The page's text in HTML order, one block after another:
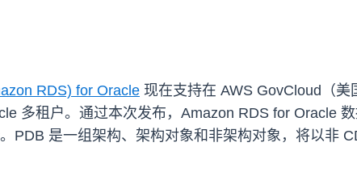
RDS) for Oracle 现在支持在 AWS GovCloud（
多租户。通过本次发布，Amazon RDS for Oracle
PDB 是一组架构、架构对象和非架构对象，将以非